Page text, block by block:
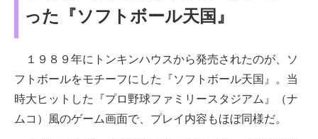
った『ソフトボール天国』
１９８９年にトンキンハウスから発売されたのが、ソ
フトボールをモチーフにした『ソフトボール天国』。当
時大ヒットした『プロ野球ファミリースタジアム』（ナ
ムコ）風のゲーム画面で、プレイ内容もほぼ同様だ。